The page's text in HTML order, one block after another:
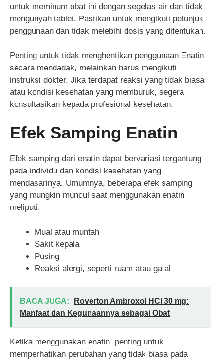
untuk meminum obat ini dengan segelas air dan tidak
mengunyah tablet. Pastikan untuk mengikuti petunjuk
penggunaan dan tidak melebihi dosis yang ditentukan.
Penting untuk tidak menghentikan penggunaan Enatin
secara mendadak, melainkan harus mengikuti
instruksi dokter. Jika terdapat reaksi yang tidak biasa
atau kondisi kesehatan yang memburuk, segera
konsultasikan kepada profesional kesehatan.
Efek Samping Enatin
Efek samping dari enatin dapat bervariasi tergantung
pada individu dan kondisi kesehatan yang
mendasarinya. Umumnya, beberapa efek samping
yang mungkin muncul saat menggunakan enatin
meliputi:
Mual atau muntah
Sakit kepala
Pusing
Reaksi alergi, seperti ruam atau gatal
BACA JUGA:
Roverton Ambroxol HCl 30 mg:
Manfaat dan Kegunaannya sebagai Obat
Ketika menggunakan enatin, penting untuk
memperhatikan perubahan yang tidak biasa pada